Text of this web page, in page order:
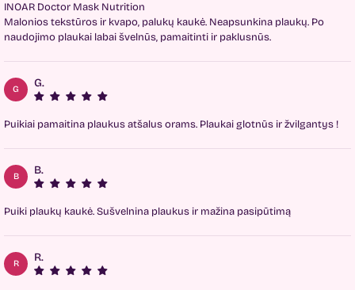
INOAR Doctor Mask Nutrition
Malonios tekstūros ir kvapo, palukų kaukė. Neapsunkina plaukų. Po
naudojimo plaukai labai švelnūs, pamaitinti ir paklusnūs.
G G.
Puikiai pamaitina plaukus atšalus orams. Plaukai glotnūs ir žvilgantys !
B B.
Puiki plaukų kaukė. Sušvelnina plaukus ir mažina pasipūtimą
R R.